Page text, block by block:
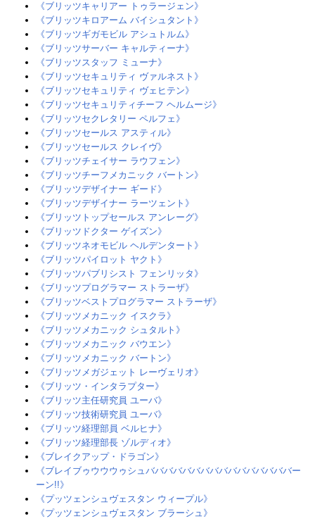
《ブリッツキャリアー トゥラージェン》
《ブリッツキロアーム バイシュタント》
《ブリッツギガモビル アシュトルム》
《ブリッツサーバー キャルティーナ》
《ブリッツスタッフ ミューナ》
《ブリッツセキュリティ ヴァルネスト》
《ブリッツセキュリティ ヴェヒテン》
《ブリッツセキュリティチーフ ヘルムージ》‎
《ブリッツセクレタリー ペルフェ》‎
《ブリッツセールス アスティル》
《ブリッツセールス クレイヴ》
《ブリッツチェイサー ラウフェン》
《ブリッツチーフメカニック バートン》
《ブリッツデザイナー ギード》
《ブリッツデザイナー ラーツェント》
《ブリッツトップセールス アンレーグ》‎
《ブリッツドクター ゲイズン》
《ブリッツネオモビル ヘルデンタート》
《ブリッツパイロット ヤクト》
《ブリッツパブリシスト フェンリッタ》
《ブリッツプログラマー ストラーザ》
《ブリッツベストプログラマー ストラーザ》
《ブリッツメカニック イスクラ》‎
《ブリッツメカニック シュタルト》‎
《ブリッツメカニック バウエン》
《ブリッツメカニック バートン》
《ブリッツメガジェット レーヴェリオ》
《ブリッツ・インタラプター》‎
《ブリッツ主任研究員 ユーバ》
《ブリッツ技術研究員 ユーバ》
《ブリッツ経理部員 ベルヒナ》‎
《ブリッツ経理部長 ゾルディオ》
《ブレイクアップ・ドラゴン》
《ブレイブゥウウウゥシュババババババババババババババババー
ーン!!》
《プッツェンシュヴェスタン ウィープル》‎
《プッツェンシュヴェスタン ブラーシュ》‎